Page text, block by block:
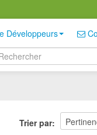
Développeurs
Trier par